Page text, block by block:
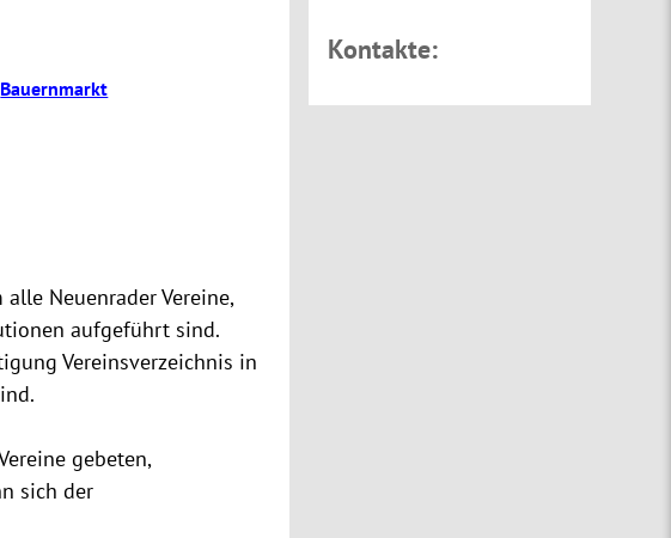
Bauernmarkt
Neuenrader Vereine,
aufgeführt sind.
Vereinsverzeichnis in
gebeten,
sich der
Kontakte: